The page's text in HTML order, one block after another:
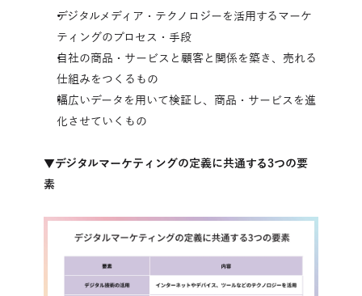
デジタルメディア・テクノロジーを活用するマーケ
ティングのプロセス・手段
自社の商品・サービスと顧客と関係を築き、売れる
仕組みをつくるもの
幅広いデータを用いて検証し、商品・サービスを進
化させていくもの
▼デジタルマーケティングの定義に共通する3つの要
素